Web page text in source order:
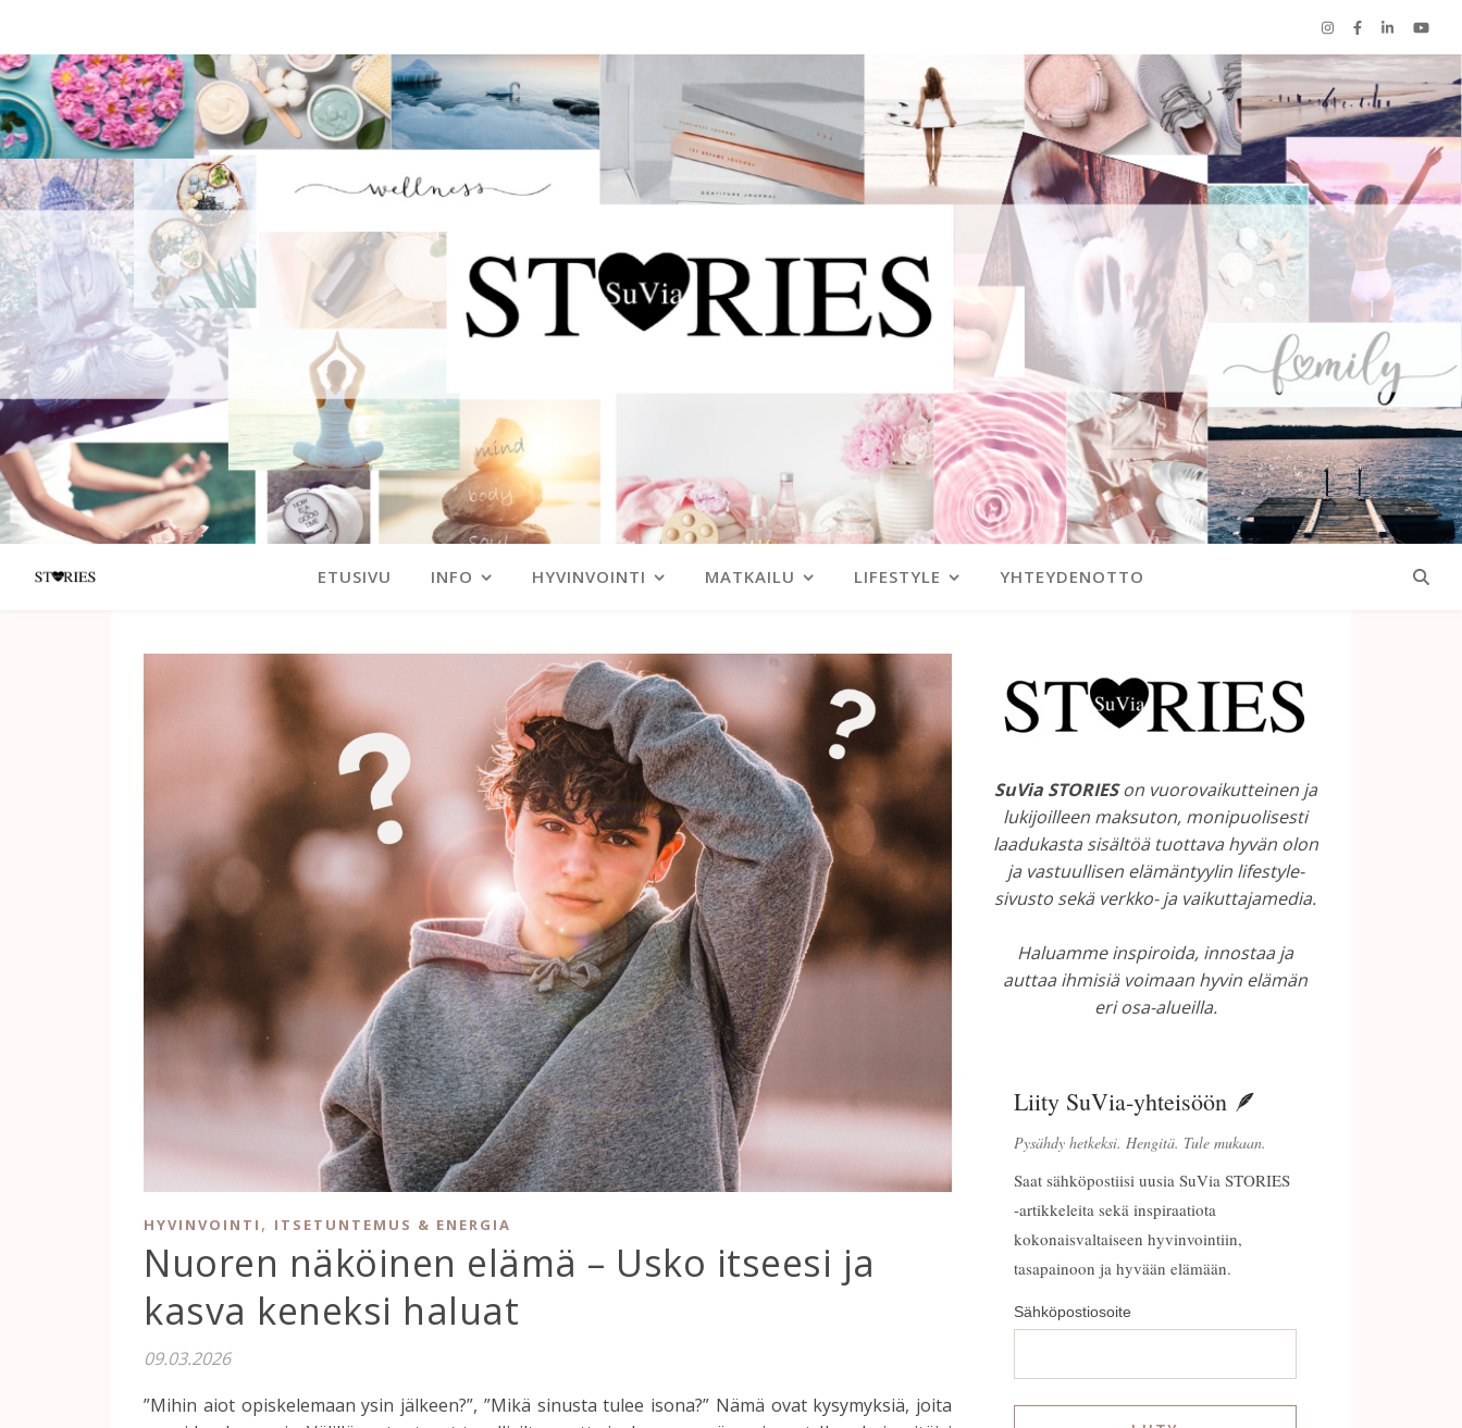
ETUSIVU INFO HYVINVOINTI MATKAILU LIFESTYLE YHTEYDENOTTO
HYVINVOINTI , ITSETUNTEMUS & ENERGIA
Nuoren näköinen elämä – Usko itseesi ja
kasva keneksi haluat
09.03.2026
”Mihin aiot opiskelemaan ysin jälkeen?”, ”Mikä sinusta tulee isona?” Nämä ovat kysymyksiä, joita
SuVia STORIESon vuorovaikutteinen ja
lukijoilleen maksuton, monipuolisesti
laadukasta sisältöä tuottava hyvän olon
ja vastuullisen elämäntyylin lifestyle-
sivusto sekä verkko- ja vaikuttajamedia.
Haluamme inspiroida, innostaa ja
auttaa ihmisiä voimaan hyvin elämän
eri osa-alueilla.
Liity SuVia-yhteisöön 🪶
Pysähdy hetkeksi. Hengitä. Tule mukaan.
Saat sähköpostiisi uusia SuVia STORIES
-artikkeleita sekä inspiraatiota
kokonaisvaltaiseen hyvinvointiin,
tasapainoon ja hyvään elämään.
Sähköpostiosoite